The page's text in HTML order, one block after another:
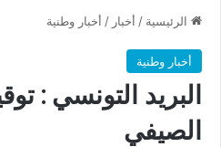
الرئيسية / أخبار / أخبار وطنية
أخبار وطنية
البريد التونسي :
الصيفي